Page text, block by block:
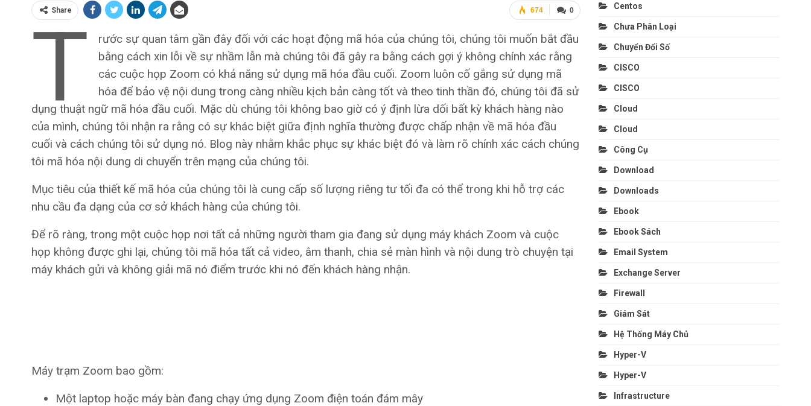
0
674
Share
T
rước sự quan tâm gần đây đối với các hoạt động mã hóa của chúng tôi, chúng tôi muốn bắt đầu
bằng cách xin lỗi về sự nhầm lẫn mà chúng tôi đã gây ra bằng cách gợi ý không chính xác rằng
các cuộc họp Zoom có ​​khả năng sử dụng mã hóa đầu cuối. Zoom luôn cố gắng sử dụng mã
hóa để bảo vệ nội dung trong càng nhiều kịch bản càng tốt và theo tinh thần đó, chúng tôi đã sử
dụng thuật ngữ mã hóa đầu cuối. Mặc dù chúng tôi không bao giờ có ý định lừa dối bất kỳ khách hàng nào
của mình, chúng tôi nhận ra rằng có sự khác biệt giữa định nghĩa thường được chấp nhận về mã hóa đầu
cuối và cách chúng tôi sử dụng nó. Blog này nhằm khắc phục sự khác biệt đó và làm rõ chính xác cách chúng
tôi mã hóa nội dung di chuyển trên mạng của chúng tôi.
Mục tiêu của thiết kế mã hóa của chúng tôi là cung cấp số lượng riêng tư tối đa có thể trong khi hỗ trợ các
nhu cầu đa dạng của cơ sở khách hàng của chúng tôi.
Để rõ ràng, trong một cuộc họp nơi tất cả những người tham gia đang sử dụng máy khách Zoom và cuộc
họp không được ghi lại, chúng tôi mã hóa tất cả video, âm thanh, chia sẻ màn hình và nội dung trò chuyện tại
máy khách gửi và không giải mã nó điểm trước khi nó đến khách hàng nhận.
Máy trạm Zoom bao gồm:
Một laptop hoặc máy bàn đang chạy ứng dụng Zoom điện toán đám mây
Centos
Chưa Phân Loại
Chuyển Đổi Số
CISCO
CISCO
Cloud
Cloud
Công Cụ
Download
Downloads
Ebook
Ebook Sách
Email System
Exchange Server
Firewall
Giám Sát
Hệ Thống Máy Chủ
Hyper-V
Hyper-V
Infrastructure